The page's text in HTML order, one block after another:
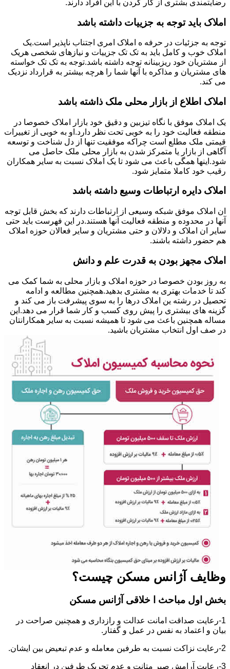
رضایتمندی بشتری از کار کردن با این افراد دارند.
املاک باید توجه به جزییات داشته باشد
توجه به جزئیات در حرفه ه املاک امری اجتناب ناپذیر است.یک
املاک خوب و کامل باید به تک تک جزییات و نیازهای شخصی هریک
از مشتریان خود ریزبینانه توجه داشته باشد.توجه به تک تک خواسته
های مشتریان و مذاکره با آنها شما را هرچه بیشتر به قرارداد نزدیک
می کند.
املاک اطلاع از بازار محلی ملک ذاشته باشد
یک املاک موفق با نگاه تیزبین و دقیق خود بازار املاک خصوصا در
منطقه فعالیت خود را به خوبی تحت نظر دارد.او به خوبی از تغییرات
قیمتی ملک مطلع است چراکه موفقیت تنها از دل شناخت و توسعه
آگاهی از بازار یا متمرکز شدن به بازار محلی ملک حاصل می
شود.اینها همگی باعث می شود تا یک املاک نسبت به سایر همکاران
رقیب خود کاملا متمایز شود.
املاک دایره ارتباطات وسیع داشته باشد
ان املاک موفق شبکه وسیعی از ارتباطات دارند که بخش قابل توجه
آنها در محدوده و منطقه فعالیت آنها هستند.در این فهرست باید حتی
سایر ان املاک و دلالان و حتی مشتریان و سایر فعالان حوزه املاک
هم حضور داشته باشند.
املاک مجهز بودن به قدرت علم و دانش
به روز بودن خصوصا در حوزه املاک و بازار محلی به شما کمک می
کند تا خدمات بهتری به مشتری بدهید.همچنین مطالعه و ادامه
تحصیل در رشته ین املاک درها را به سوی پیشرفت باز می کند و
گزینه های بیشتری را پیش روی کسب و کار شما قرار می دهد.این
مساله همچنین باعث می شود تا همیشه نسبت به سایر همکارانتان
در صف اول انتخاب مشتریان باشید.
وظایف آژانس مسکن چیست؟
بخش اول مباحث ا خلاقی آژانس مسکن
1-رعایت صداقت امانت عدالت و رازداری و همچنین صراحت در
بیان و اعتماد به نفس در عمل و گفتار.
2-رعایت نزاکت نسبت به طرفین معامله و عدم تبعیض بین ایشان.
3-رعایت آرامش صبر متانت و عدم تحریک طرفین در انعقاد